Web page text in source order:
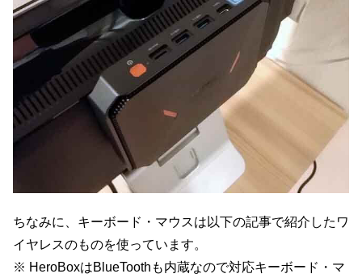
ちなみに、キーボード・マウスは以下の記事で紹介したワ
イヤレスのものを使っています。
※ HeroBoxはBlueToothも内蔵なので対応キーボード・マ